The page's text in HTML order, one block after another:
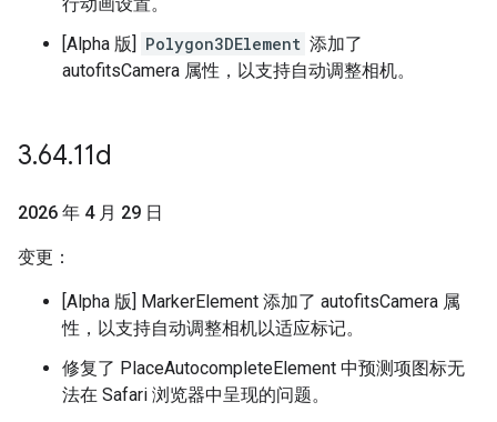
[Alpha 版] Polygon3DElement 添加了
autofitsCamera 属性，以支持自动调整相机。
3.64.11d
2026 年 4 月 29 日
变更：
[Alpha 版] MarkerElement 添加了 autofitsCamera 属
性，以支持自动调整相机以适应标记。
修复了 PlaceAutocompleteElement 中预测项图标无
法在 Safari 浏览器中呈现的问题。